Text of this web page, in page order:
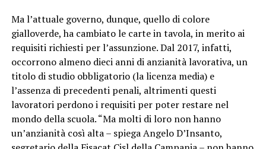
Ma l’attuale governo, dunque, quello di colore
gialloverde, ha cambiato le carte in tavola, in merito ai
requisiti richiesti per l’assunzione. Dal 2017, infatti,
occorrono almeno dieci anni di anzianità lavorativa, un
titolo di studio obbligatorio (la licenza media) e
l’assenza di precedenti penali, altrimenti questi
lavoratori perdono i requisiti per poter restare nel
mondo della scuola. “Ma molti di loro non hanno
un’anzianità così alta – spiega Angelo D’Insanto,